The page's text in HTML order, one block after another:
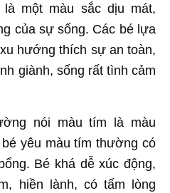
một màu sắc dịu mát,
của sự sống. Các bé lựa
hướng thích sự an toàn,
giành, sống rất tình cảm
nói màu tím là màu
yêu màu tím thường có
Bé khá dễ xúc động,
hiền lành, có tấm lòng